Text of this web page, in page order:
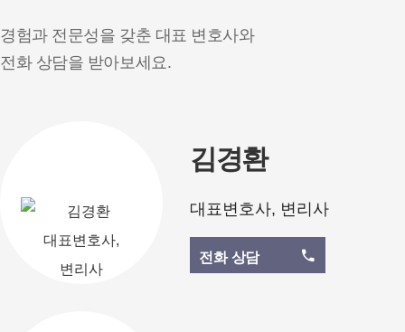
경험과 전문성을 갖춘 대표 변호사와
전화 상담을 받아보세요.
김경환
대표변호사, 변리사
전화 상담